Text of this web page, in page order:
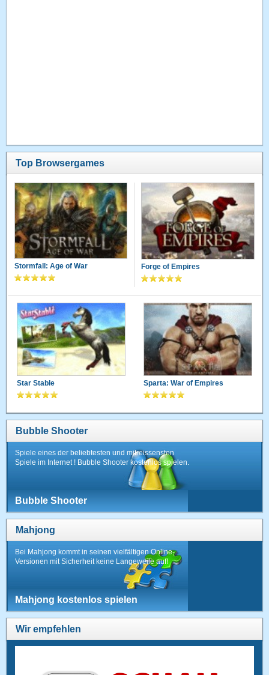
Top Browsergames
Stormfall: Age of War Forge of Empires
Star Stable Sparta: War of Empires
Bubble Shooter
Spiele eines der beliebtesten und mitreissensten
Spiele im Internet ! Bubble Shooter kostenlos spielen.
Bubble Shooter
Mahjong
Bei Mahjong kommt in seinen vielfältigen Online-
Versionen mit Sicherheit keine Langeweile auf!
Mahjong kostenlos spielen
Wir empfehlen